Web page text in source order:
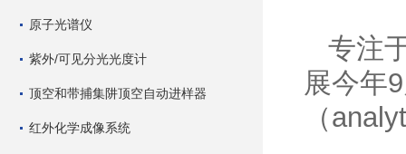
原子光谱仪
紫外/可见分光光度计
顶空和带捕集阱顶空自动进样器
红外化学成像系统
专注
展今年
（